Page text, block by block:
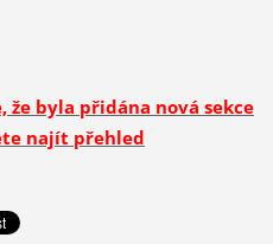
že byla přidána nová sekce
najít přehled